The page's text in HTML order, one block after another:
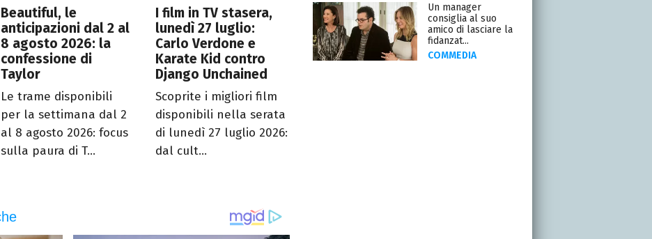
Beautiful, le
anticipazioni dal 2 al
8 agosto 2026: la
confessione di
Taylor
Le trame disponibili
per la settimana dal 2
al 8 agosto 2026: focus
sulla paura di T...
I film in TV stasera,
lunedì 27 luglio:
Carlo Verdone e
Karate Kid contro
Django Unchained
Scoprite i migliori film
disponibili nella serata
di lunedì 27 luglio 2026:
dal cult...
Un manager
consiglia al suo
amico di lasciare la
fidanzat...
COMMEDIA